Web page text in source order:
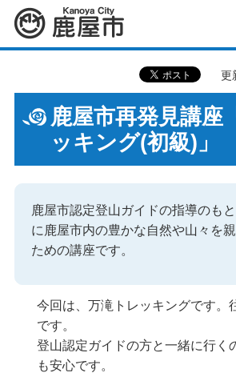
鹿屋市
更
鹿屋市再発見講座
ッキング(初級)」
鹿屋市認定登山ガイドの指導のも
に鹿屋市内の豊かな自然や山々を
ための講座です。
今回は、万滝トレッキングです。
です。
登山認定ガイドの方と一緒に行く
も安心です。